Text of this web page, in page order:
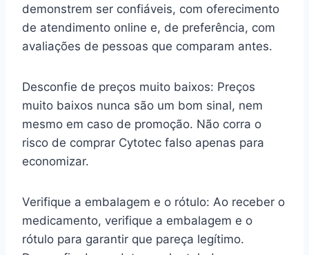
demonstrem ser confiáveis, com oferecimento
de atendimento online e, de preferência, com
avaliações de pessoas que comparam antes.
Desconfie de preços muito baixos: Preços
muito baixos nunca são um bom sinal, nem
mesmo em caso de promoção. Não corra o
risco de comprar Cytotec falso apenas para
economizar.
Verifique a embalagem e o rótulo: Ao receber o
medicamento, verifique a embalagem e o
rótulo para garantir que pareça legítimo.